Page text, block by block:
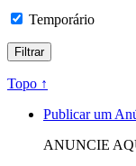
Temporário
Topo ↑
Publicar um
ANUNCIE